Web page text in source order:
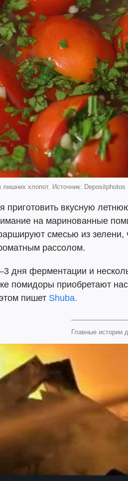
лишних хлопот. Источник: Depositphotos
приготовить вкусную
на маринованные
смесью из зелени,
рассолом.
дня ферментации и
помидоры приобретают
пишет Shuba.
Главные истории